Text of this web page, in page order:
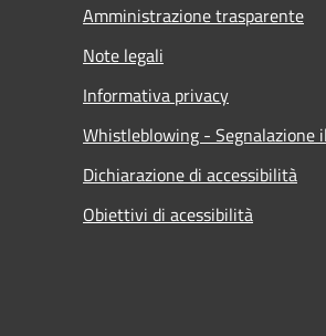
Amministrazione trasparente
Note legali
Informativa privacy
Whistleblowing - Segnalazione
Dichiarazione di accessibilità
Obiettivi di acessibilità